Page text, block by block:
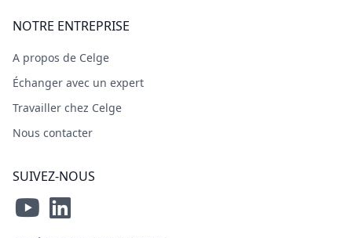
NOTRE ENTREPRISE
A propos de Celge
Échanger avec un expert
Travailler chez Celge
Nous contacter
SUIVEZ-NOUS